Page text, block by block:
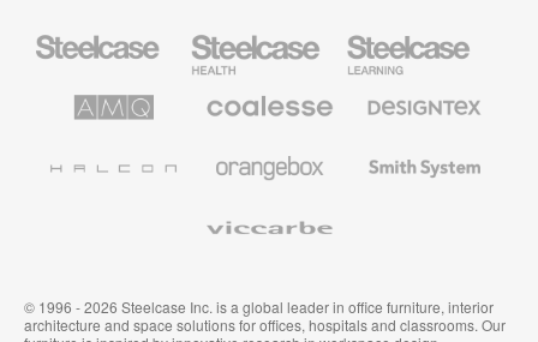
Steelcase
para
sanidad
Steelcase
para
educación
Steelcase
Solutions
premium
System
© 1996 - 2026 Steelcase Inc. is a global leader in office furniture, interior
architecture and space solutions for offices, hospitals and classrooms. Our